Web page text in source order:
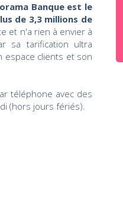
Banque est le
de 3,3 millions de
et n'a rien à envier à
sa tarification ultra
espace clients et son
téléphone avec des
(hors jours fériés).